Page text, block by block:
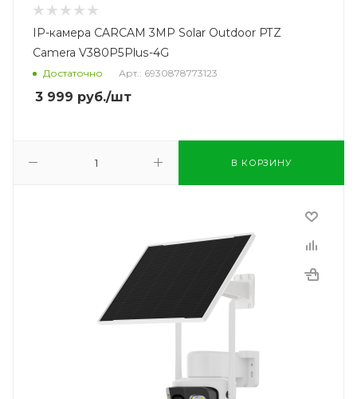
IP-камера CARCAM 3MP Solar Outdoor PTZ
Camera V380P5Plus-4G
Достаточно Арт.: 6930878773123
3 999 руб./шт
В КОРЗИНУ